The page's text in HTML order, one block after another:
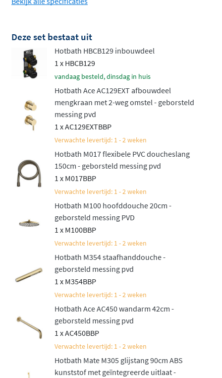
Bevestig de handdouche op een vaste
de hoogte wil aanpassen.
Net als de rest van de Hotbath Ace seriestaat deze set
voor hoge kwaliteit en een verfijnd, slank design.
Bovendien is het een aantrekkelijk geprijsd alternatief
voor de luxueuze Cobber serie. Deze set biedt niet alleen
gebruiksgemak, maar ook een luxe uitstraling die
perfect in elke moderne badkamer past. Een complete
doucheset die jouw dagelijkse routine een stukje
Naast deze inbouwset met mengkraan is de set ook
verkrijgbaar in een variant met thermostaat. Bekijk
Hotbath ACE inbouw doucheset met
Deze set bestaat uit
Hotbath HBCB129 inbouwdeel
1 x HBCB129
vandaag besteld, dinsdag in huis
Hotbath Ace AC129EXT afbouwdeel
mengkraan met 2-weg omstel - geborsteld
messing pvd
1 x AC129EXTBBP
Verwachte levertijd: 1 - 2 weken
Hotbath M017 flexibele PVC doucheslang
150cm - geborsteld messing pvd
1 x M017BBP
Verwachte levertijd: 1 - 2 weken
Hotbath M100 hoofddouche 20cm -
geborsteld messing PVD
1 x M100BBP
Verwachte levertijd: 1 - 2 weken
Hotbath M354 staafhanddouche -
geborsteld messing pvd
1 x M354BBP
Verwachte levertijd: 1 - 2 weken
Hotbath Ace AC450 wandarm 42cm -
geborsteld messing pvd
1 x AC450BBP
Verwachte levertijd: 1 - 2 weken
Hotbath Mate M305 glijstang 90cm ABS
kunststof met geïntegreerde uitlaat -